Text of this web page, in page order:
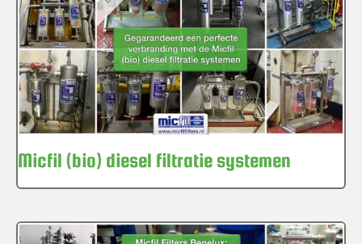
Micfil (bio) diesel filtratie systemen